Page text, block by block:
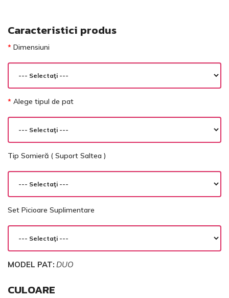
Caracteristici produs
Dimensiuni
Alege tipul de pat
CULOARE
MODEL PAT: DUO
Tip Somieră ( Suport Saltea )
Set Picioare Suplimentare